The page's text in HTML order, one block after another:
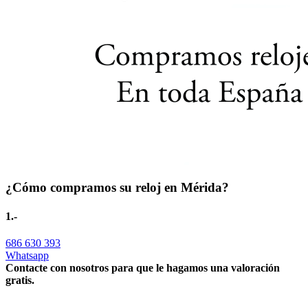
¿Cómo compramos su reloj en Mérida?
1.-
686 630 393
Whatsapp
Contacte con nosotros para que le hagamos una valoración
gratis.